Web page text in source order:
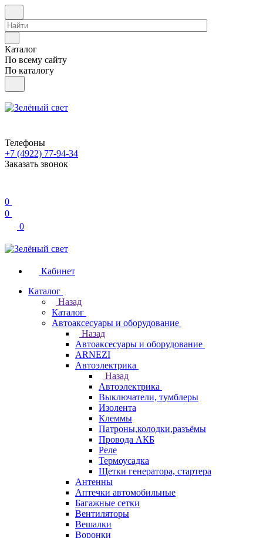
Каталог
По всему сайту
По каталогу
Телефоны
+7 (4922) 77-94-34
Заказать звонок
0
0
0
Кабинет
Каталог
Назад
Каталог
Автоаксесуары и оборудование
Назад
Автоаксесуары и оборудование
ARNEZI
Автоэлектрика
Назад
Автоэлектрика
Выключатели, тумблеры
Изолента
Клеммы
Патроны,колодки,разъёмы
Провода АКБ
Реле
Термоусадка
Щетки генератора, стартера
Антенны
Аптечки автомобильные
Багажные сетки
Вентиляторы
Вешалки
Воронки